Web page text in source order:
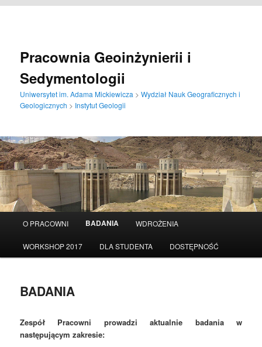
Pracownia Geoinżynierii i
Sedymentologii
Uniwersytet im. Adama Mickiewicza >Wydział Nauk Geograficznych i
Geologicznych > Instytut Geologii
Przeskocz
do
O PRACOWNI BADANIA WDROŻENIA
WORKSHOP 2017 DLA STUDENTA DOSTĘPNOŚĆ
BADANIA
Zespół Pracowni prowadzi aktualnie badania w
następującym zakresie: